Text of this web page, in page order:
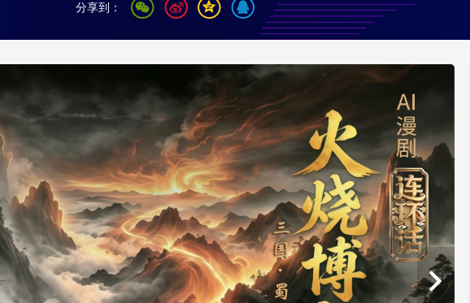
NBA 中超 國足 國際足球 網球 綜合體育
江湖 文化體育 冰雪道路 足球道路
科普 藝術
全民健康 顏選攻略 天氣
收視榜 總台企業白名單
分享到：